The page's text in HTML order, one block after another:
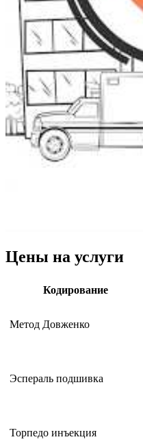
Цены на услуги
Кодирование
Метод Довженко
Эспераль подшивка
Торпедо инъекция